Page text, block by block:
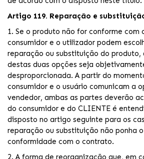
Artigo 119. Reparação e
1. Se o produto não for conforme com
consumidor e o utilizador podem
reparação ou substituição do produto,
destas duas opções seja
desproporcionada. A partir do
consumidor e o usuário comunicam a
vendedor, ambas as partes deverão
do consumidor e do CLIENTE é
disposto no artigo seguinte para os
reparação ou substituição não ponha
conformidade com o contrato.
2. A forma de reorganização que, em